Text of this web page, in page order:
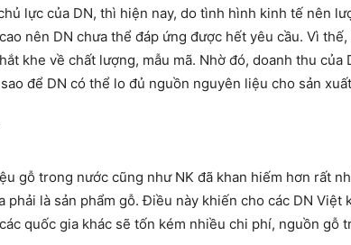
lực của DN, thì hiện nay, do tình hình kinh tế nên
nên DN chưa thể đáp ứng được hết yêu cầu. Vì
khe về chất lượng, mẫu mã. Nhờ đó, doanh thu
để DN có thể lo đủ nguồn nguyên liệu cho sản
gỗ trong nước cũng như NK đã khan hiếm hơn rất
phải là sản phẩm gỗ. Điều này khiến cho các DN
quốc gia khác sẽ tốn kém nhiều chi phí, nguồn gỗ